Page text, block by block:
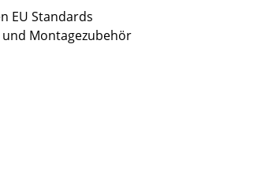
EU Standards
Montagezubehör